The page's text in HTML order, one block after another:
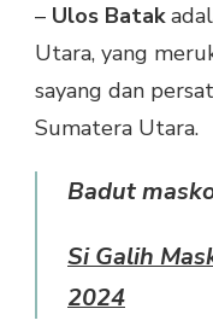
– Ulos Batak
Utara, yang
sayang dan
Sumatera Utara.
Badut
Si Galih
2024